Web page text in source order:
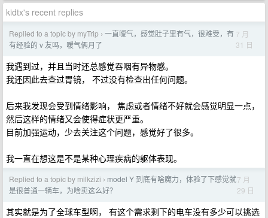
kidtx's recent replies
Replied to a topic by myTrip › 一直嗳气，感觉肚子里有气，很难受，有
有经验的 v 友吗，嗳气俩月了
7 月
31 日
我遇到过，并且当时还总感觉吞咽有异物感。
我还因此去查过胃镜， 不过没有检查出任何问题。
后来我发现会受到情绪影响， 焦虑或者情绪不好就会感觉明显一点，
然后这样的情绪又会使得症状更严重。
目前加强运动，少去关注这个问题，感觉好了很多。
我一直在想这是不是某种心理疾病的躯体表现。
Replied to a topic by milkzizi › model Y 到底有啥魔力，体验了下感觉就
是很普通一辆车，为啥卖这么好？
7 月
29 日
其实就是为了全球车型啊， 有这个需求剩下的电车没有多少可以挑选